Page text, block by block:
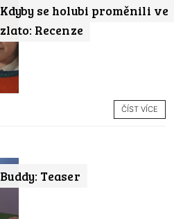
Kdyby se holubi proměnili ve
zlato: Recenze
ČÍST VÍCE
Buddy: Teaser